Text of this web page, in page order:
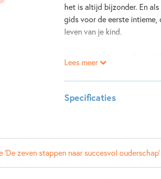
het is altijd bijzonder. En
gids voor de eerste
leven van je kind.
reageer je als je kind niet
allerbelangrijkste deze
Het boek gidst je door alle
Baby & dreumesis
Lees meer
Specificaties
'De zeven stappen naar succesvol ouderschap'